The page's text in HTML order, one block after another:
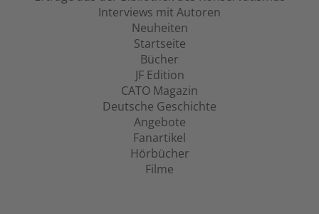
Interviews mit Autoren
Neuheiten
Startseite
Bücher
JF Edition
CATO Magazin
Deutsche Geschichte
Angebote
Fanartikel
Hörbücher
Filme